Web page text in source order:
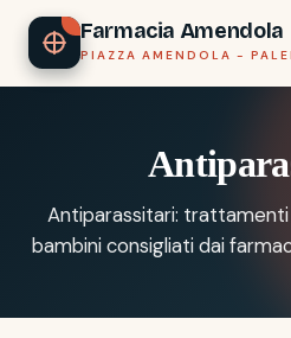
Farmacia Amendola
PIAZZA AMENDOLA -
Antiparassitari:
bambini consigliati dai